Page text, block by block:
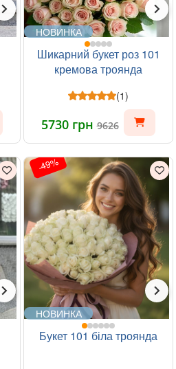
НОВИНКА
Шикарний букет роз 101
кремова троянда
(1)
5730 грн9626
-49%
НОВИНКА
Букет 101 біла троянда